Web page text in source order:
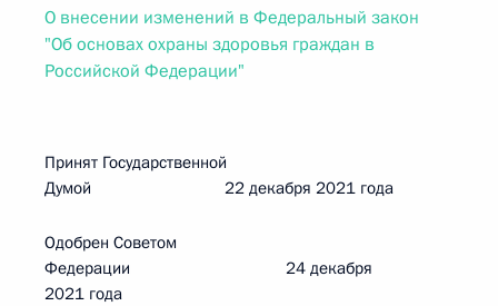
О внесении изменений в Федеральный закон
"Об основах охраны здоровья граждан в
Российской Федерации"
Принят Государственной
Думой 22 декабря 2021 года
Одобрен Советом
Федерации 24 декабря
2021 года